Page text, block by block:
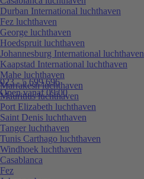
023 - 5 699 696
Open vanaf 09:00
Durban International luchthaven
Fez luchthaven
George luchthaven
Hoedspruit luchthaven
Johannesburg International luchthaven
Kaapstad International luchthaven
Mahe luchthaven
Marrakesh luchthaven
Mauritius luchthaven
Port Elizabeth luchthaven
Saint Denis luchthaven
Tanger luchthaven
Tunis Carthago luchthaven
Windhoek luchthaven
Casablanca
Fez